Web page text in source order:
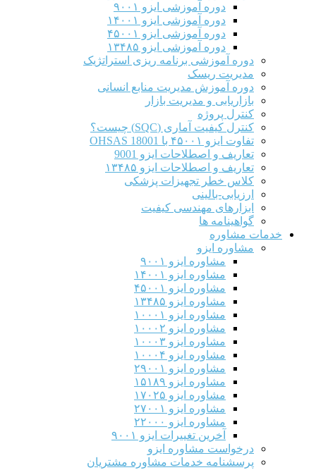
دوره آموزشی ایزو ۹۰۰۱
دوره آموزشی ایزو ۱۴۰۰۱
دوره آموزشی ایزو ۴۵۰۰۱
دوره آموزشی ایزو ۱۳۴۸۵
دوره آموزشی برنامه ریزی استراتژیک
مدیریت ریسک
دوره آموزش مدیریت منابع انسانی
بازاریابی و مدیریت بازار
کنترل پروژه
کنترل کیفیت آماری (SQC) چیست؟
تفاوت ایزو ۴۵۰۰۱ با OHSAS 18001
تعاریف و اصطلاحات ایزو 9001
تعاریف و اصطلاحات ایزو ۱۳۴۸۵
کلاس خطر تجهیزات پزشکی
ارزیابی-بالینی
ابزارهای مهندسی کیفیت
گواهینامه ها
خدمات مشاوره
مشاوره ایزو
مشاوره ایزو ۹۰۰۱
مشاوره ایزو ۱۴۰۰۱
مشاوره ایزو ۴۵۰۰۱
مشاوره ایزو ۱۳۴۸۵
مشاوره ایزو ۱۰۰۰۱
مشاوره ایزو ۱۰۰۰۲
مشاوره ایزو ۱۰۰۰۳
مشاوره ایزو ۱۰۰۰۴
مشاوره ایزو ۲۹۰۰۱
مشاوره ایزو ۱۵۱۸۹
مشاوره ایزو ۱۷۰۲۵
مشاوره ایزو ۲۷۰۰۱
مشاوره ایزو ۲۲۰۰۰
آخرین تغییرات ایزو ۹۰۰۱
درخواست مشاوره ایزو
پرسشنامه خدمات مشاوره مشتریان